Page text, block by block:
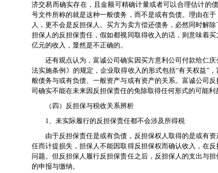
济交易而确实存在，且金额可精确计量或者可以合理估计的
号文件所称的就是这种一般债务，而不是或有负债。理由在
人，更不会是反担保人。买方为卖方偿还债务，必然同时解
担保人的反担保责任，假如都视同取得收入的话，则意味着
亿元的收入，显然是不正确的。
还有观点认为，富诚公司确实因买方意利公司付款给仁
法实施条例》的规定，企业取得收入的形式包括“有关权益”
般债务与或有负债、一般资产与或有资产的关系。富诚公司
司确实不能在未来因反担保责任的免除取得任何形式的可能
（四）反担保与税收关系辨析
1、未实际履行的反担保责任都不会涉及所得税
由于反担保责任是或有负债，反担保权人取得的是或有
任而计提损失，担保人不能因取得反担保权而确认收入，在
问题。但反担保人履行反担保责任之后，反担保人的支出与
的申报与缴纳。